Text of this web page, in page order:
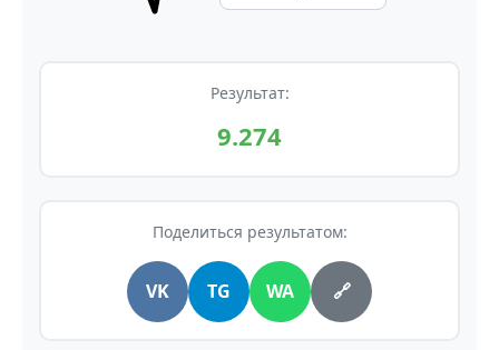
Результат:
9.274
Поделиться результатом:
VK TG WA 🔗